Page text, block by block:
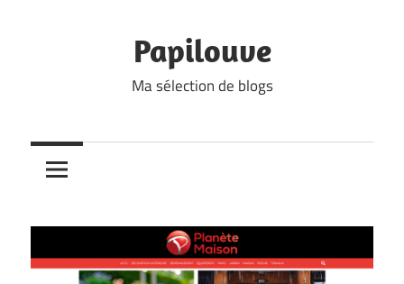
Papilouve
Ma sélection de blogs